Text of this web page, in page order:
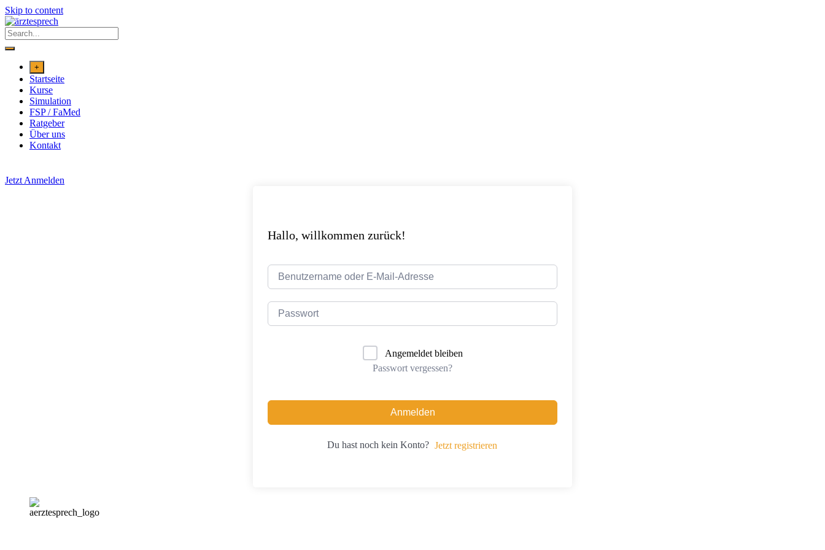
Skip to content
+
Startseite
Kurse
Simulation
FSP / FaMed
Ratgeber
Über uns
Kontakt
Jetzt Anmelden
Hallo, willkommen zurück!
Angemeldet bleiben
Passwort vergessen?
Anmelden
Du hast noch kein Konto? Jetzt registrieren